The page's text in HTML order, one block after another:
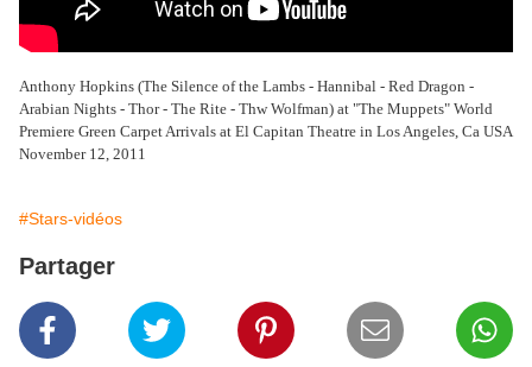
Anthony Hopkins (The Silence of the Lambs - Hannibal - Red Dragon -
Arabian Nights - Thor - The Rite - Thw Wolfman) at "The Muppets" World
Premiere Green Carpet Arrivals at El Capitan Theatre in Los Angeles, Ca USA
November 12, 2011
#Stars-vidéos
Partager